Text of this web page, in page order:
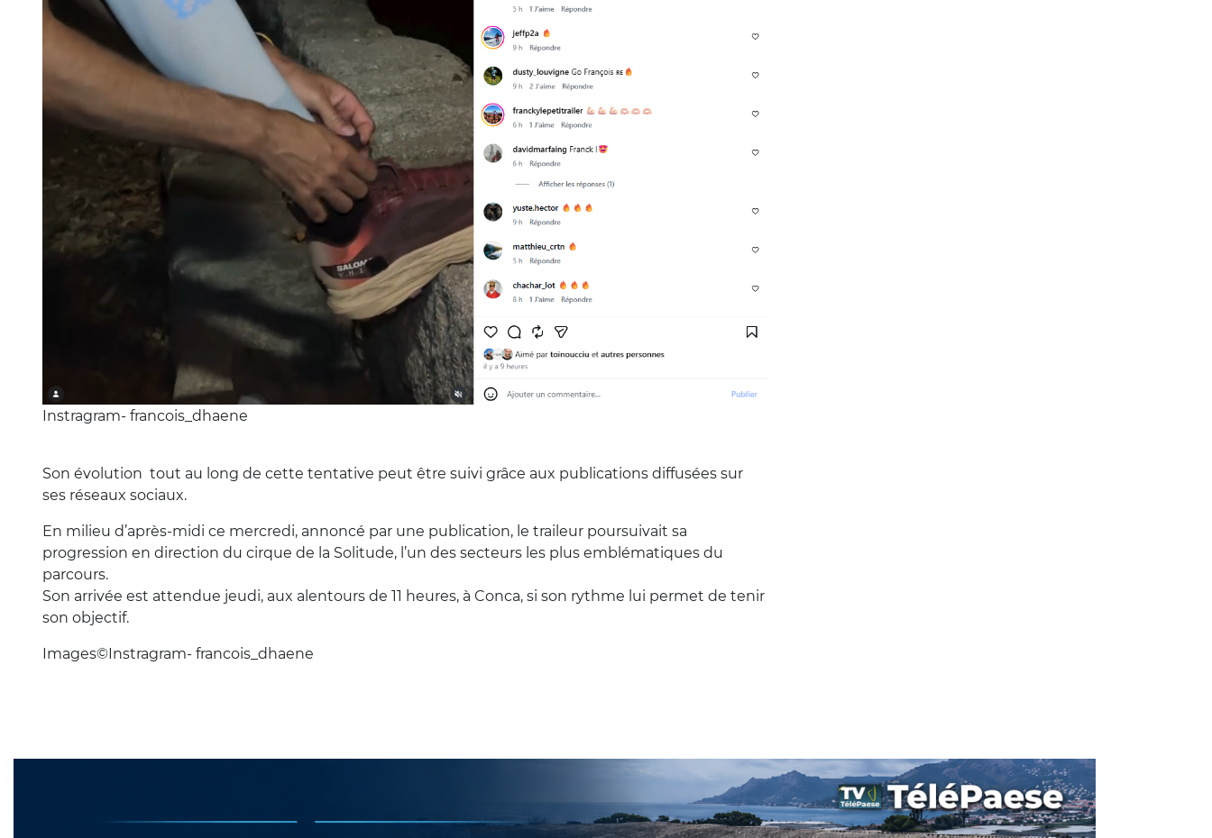
Instragram- francois_dhaene
Son évolution tout au long de cette tentative peut être suivi grâce aux publications diffusées sur
ses réseaux sociaux.
En milieu d’après-midi ce mercredi, annoncé par une publication, le traileur poursuivait sa
progression en direction du cirque de la Solitude, l’un des secteurs les plus emblématiques du
parcours.
Son arrivée est attendue jeudi, aux alentours de 11 heures, à Conca, si son rythme lui permet de tenir
son objectif.
Images©️Instragram- francois_dhaene